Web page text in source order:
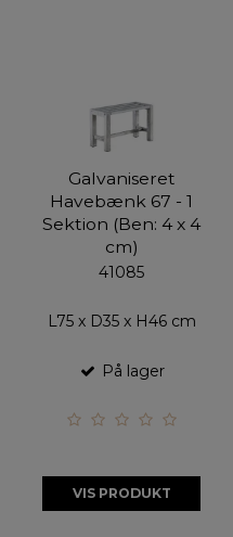
Galvaniseret
Havebænk 67 - 1
Sektion (Ben: 4 x 4
cm)
41085
L75 x D35 x H46 cm
På lager
VIS PRODUKT